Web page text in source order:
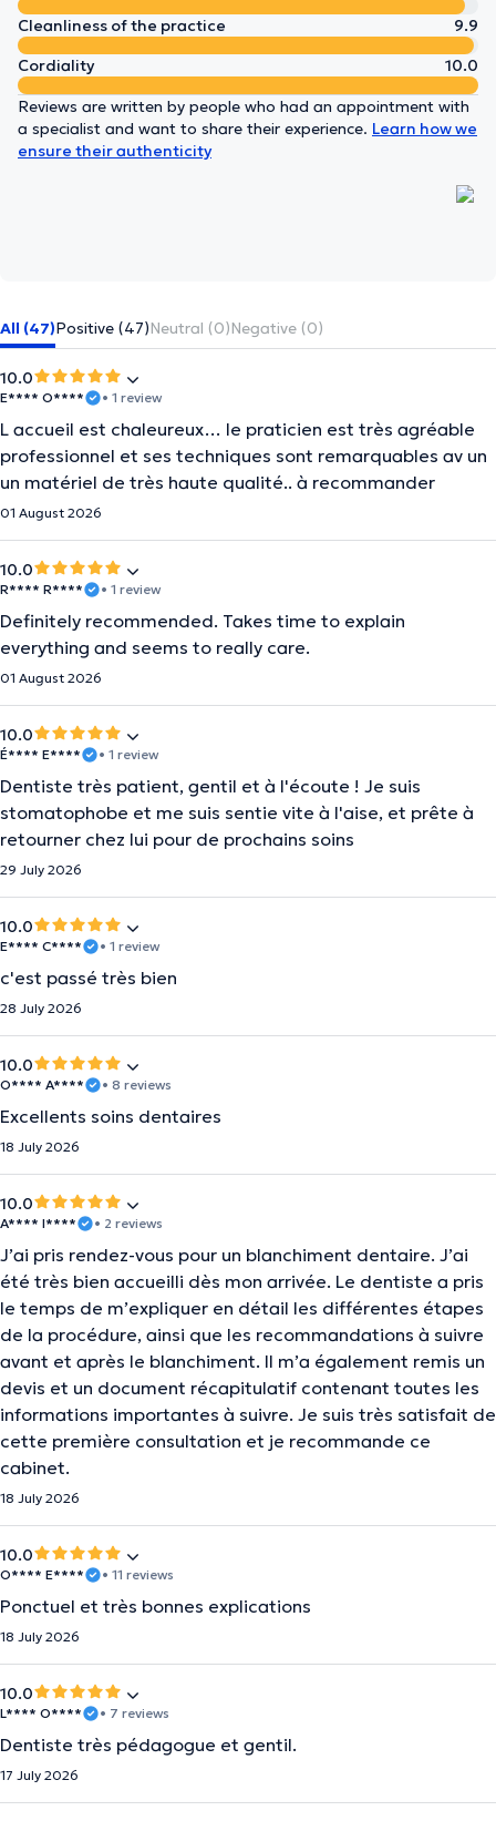
Cleanliness of the practice
9.9
Cordiality
10.0
Reviews are written by people who had an appointment with
a specialist and want to share their experience. Learn how we
ensure their authenticity
All (47)Positive (47)Neutral (0)Negative (0)
10.0
E**** O**** • 1 review
L accueil est chaleureux… le praticien est très agréable
professionnel et ses techniques sont remarquables av un
un matériel de très haute qualité.. à recommander
01 August 2026
10.0
R**** R**** • 1 review
Definitely recommended. Takes time to explain
everything and seems to really care.
01 August 2026
10.0
É**** E**** • 1 review
Dentiste très patient, gentil et à l'écoute ! Je suis
stomatophobe et me suis sentie vite à l'aise, et prête à
retourner chez lui pour de prochains soins
29 July 2026
10.0
E**** C**** • 1 review
c'est passé très bien
28 July 2026
10.0
O**** A**** • 8 reviews
Excellents soins dentaires
18 July 2026
10.0
A**** I**** • 2 reviews
J’ai pris rendez-vous pour un blanchiment dentaire. J’ai
été très bien accueilli dès mon arrivée. Le dentiste a pris
le temps de m’expliquer en détail les différentes étapes
de la procédure, ainsi que les recommandations à suivre
avant et après le blanchiment. Il m’a également remis un
devis et un document récapitulatif contenant toutes les
informations importantes à suivre. Je suis très satisfait de
cette première consultation et je recommande ce
cabinet.
18 July 2026
10.0
O**** E**** • 11 reviews
Ponctuel et très bonnes explications
18 July 2026
10.0
L**** O**** • 7 reviews
Dentiste très pédagogue et gentil.
17 July 2026